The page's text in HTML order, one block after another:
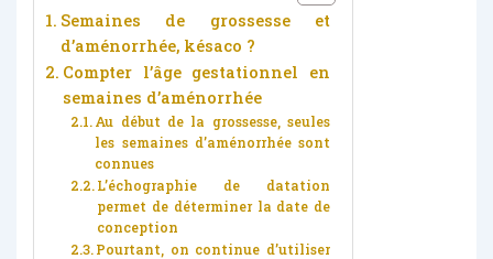
Semaines de grossesse et
d’aménorrhée, késaco ?
Compter l’âge gestationnel en
semaines d’aménorrhée
Au début de la grossesse, seules
les semaines d’aménorrhée sont
connues
L’échographie de datation
permet de déterminer la date de
conception
Pourtant, on continue d’utiliser